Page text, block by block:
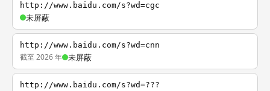
http://www.baidu.com/s?wd=cgc
未屏蔽
http://www.baidu.com/s?wd=cnn
截至 2026 年 未屏蔽
http://www.baidu.com/s?wd=???